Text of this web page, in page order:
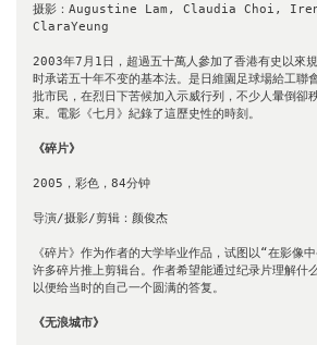
摄影：Augustine Lam, Claudia Choi,
ClaraYeung
2003年7月1日，超過五十萬人參加了香港有史以來
时承诺五十年不变的基本法。是日維園足球場給工聯
批市民，在烈日下苦候加入示威行列，不少人暈倒卻
束。電影《七月》紀錄了這歷史性的時刻。
《碎片》
2005，彩色，84分钟
导演/摄影/剪辑：颜俊杰
《碎片》作为作者的大学毕业作品，试图以“在影像
许多碎片推上剪辑台。作者希望能通过纪录片理解什
以便给当时的自己一个圆满的答复。
《无浪城市》